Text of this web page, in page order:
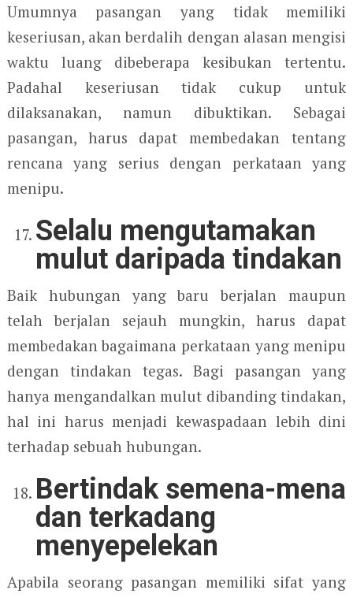
Umumnya pasangan yang tidak memiliki
keseriusan, akan berdalih dengan alasan mengisi
waktu luang dibeberapa kesibukan tertentu.
Padahal keseriusan tidak cukup untuk
dilaksanakan, namun dibuktikan. Sebagai
pasangan, harus dapat membedakan tentang
rencana yang serius dengan perkataan yang
menipu.
Selalu mengutamakan
mulut daripada tindakan
Baik hubungan yang baru berjalan maupun
telah berjalan sejauh mungkin, harus dapat
membedakan bagaimana perkataan yang menipu
dengan tindakan tegas. Bagi pasangan yang
hanya mengandalkan mulut dibanding tindakan,
hal ini harus menjadi kewaspadaan lebih dini
terhadap sebuah hubungan.
Bertindak semena-mena
dan terkadang
menyepelekan
Apabila seorang pasangan memiliki sifat yang